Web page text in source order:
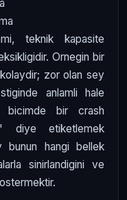
teknik kapasite
Ornegin bir
zor olan sey
anlamli hale
bicimde bir crash
diye etiketlemek
bunun hangi bellek
sinirlandigini ve